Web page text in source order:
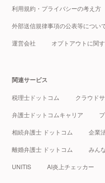
利用規約・プライバシーの考え方
外部送信規律事項の公表等につい
運営会社 オプトアウトに関
関連サービス
税理士ドットコム クラウド
弁護士ドットコムキャリア
相続弁護士 ドットコム 企業
離婚弁護士 ドットコム みん
UNITIS AI炎上チェッカー